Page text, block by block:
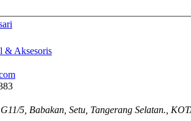
& Aksesoris
5, Babakan, Setu, Tangerang Selatan.,